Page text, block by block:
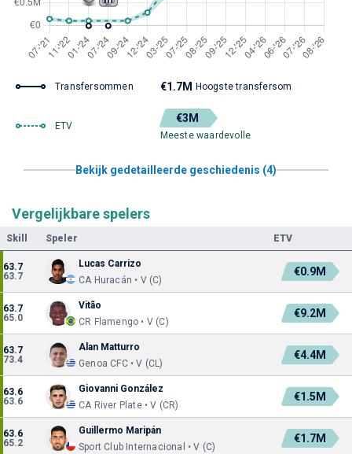
Transfersommen €1.7M Hoogste transfersom
ETV
€3M
Meeste waardevolle
Bekijk gedetailleerde geschiedenis (4)
Vergelijkbare spelers
Skill Speler ETV
63.7
63.7
Lucas Carrizo
CA Huracán • V (C)
€0.9M
63.7
65.0
Vitão
CR Flamengo • V (C)
€9.2M
63.7
73.4
Alan Matturro
Genoa CFC • V (CL)
€4.4M
63.6
63.6
Giovanni González
CA River Plate • V (CR)
€1.5M
63.6
65.2
Guillermo Maripán
Sport Club Internacional • V (C)
€1.7M